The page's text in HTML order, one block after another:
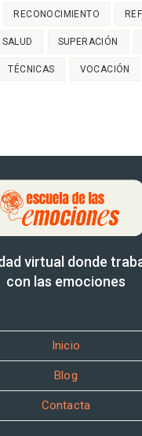
RECONOCIMIENTO
SALUD SUPERACIÓN
TÉCNICAS VOCACIÓN
virtual donde
con las emociones
Inicio
Blog
Contacta